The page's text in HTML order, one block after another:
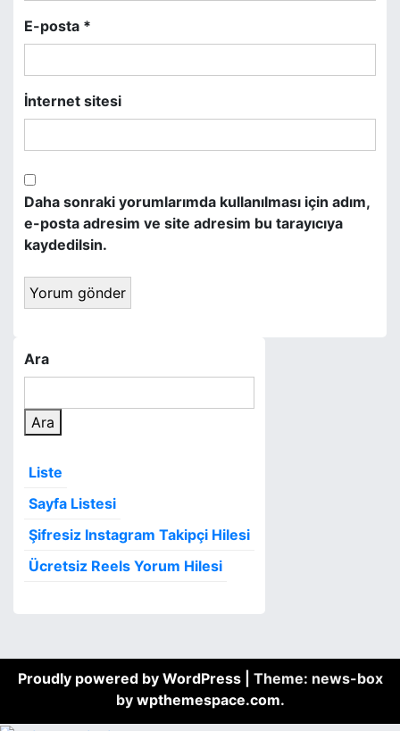
E-posta *
İnternet sitesi
Daha sonraki yorumlarımda kullanılması için adım,
e-posta adresim ve site adresim bu tarayıcıya
kaydedilsin.
Ara
Ara
Liste
Sayfa Listesi
Şifresiz Instagram Takipçi Hilesi
Ücretsiz Reels Yorum Hilesi
Proudly powered by WordPress
Theme: news-box
by wpthemespace.com.